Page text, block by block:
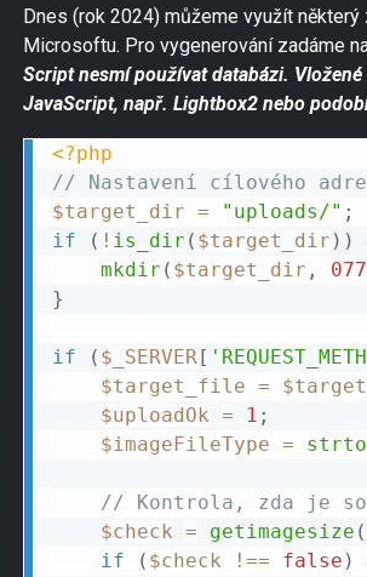
Dnes (rok 2024) můžeme využít
Microsoftu. Pro vygenerování zadáme
Script nesmí používat databázi.
JavaScript, např. Lightbox2 nebo
<?php
// Nastavení cílového
$target_dir = "uploads/" ;
if
( ! is_dir ( $target_dir ) )
mkdir ( $target_dir ,
}
if ( $_SERVER [
$target_file =
$uploadOk = 1 ;
$imageFileType =
// Kontrola, zda je
$check = getimagesize (
if
( $check !== false )